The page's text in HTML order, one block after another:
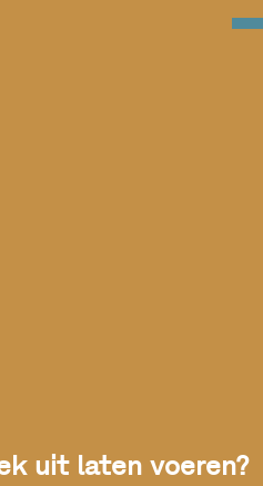
uit laten voeren?